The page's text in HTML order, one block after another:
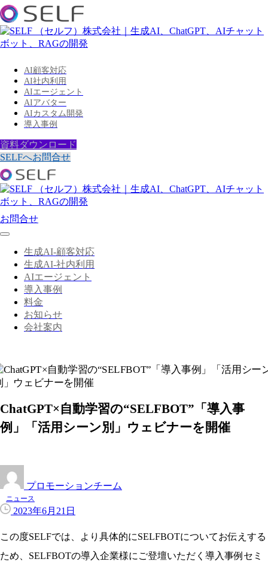
AI顧客対応
AI社内利用
AIエージェント
AIアバター
AIカスタム開発
導入事例
資料ダウンロード
SELFへお問合せ
お問合せ
生成AI-顧客対応
生成AI-社内利用
AIエージェント
導入事例
料金
お知らせ
会社案内
ChatGPT×自動学習の“SELFBOT”「導入事
例」「活用シーン別」ウェビナーを開催
プロモーションチーム
ニュース
2023年6月21日
この度SELFでは、
より具体的にSELFBOTについてお伝えする
ため、SELFBOTの導入企業様にご登壇いただく導入事例セミ